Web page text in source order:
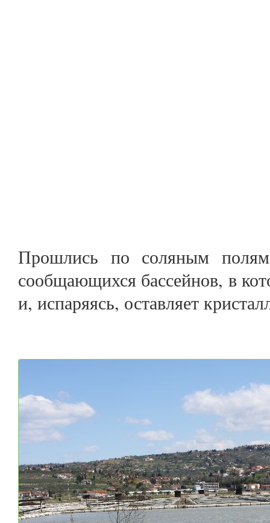
Прошлись по соляным
сообщающихся бассейнов, в
и, испаряясь, оставляет